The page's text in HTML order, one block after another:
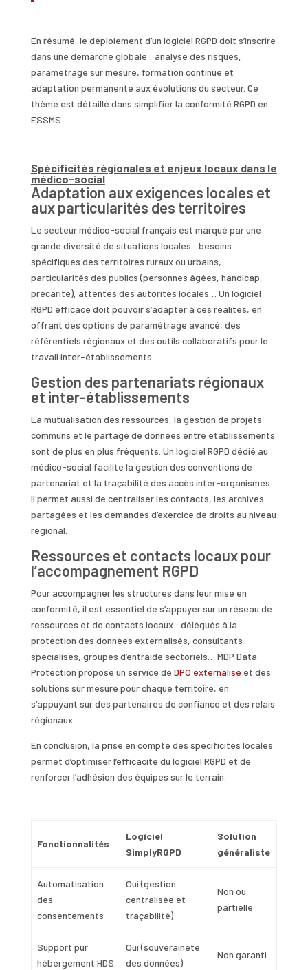
En résumé, le déploiement d’un logiciel RGPD doit s’inscrire
dans une démarche globale : analyse des risques,
paramétrage sur mesure, formation continue et
adaptation permanente aux évolutions du secteur. Ce
thème est détaillé dans simplifier la conformité RGPD en
ESSMS.
Spécificités régionales et enjeux locaux dans le
médico-social
Adaptation aux exigences locales et
aux particularités des territoires
Le secteur médico-social français est marqué par une
grande diversité de situations locales : besoins
spécifiques des territoires ruraux ou urbains,
particularités des publics (personnes âgées, handicap,
précarité), attentes des autorités locales… Un logiciel
RGPD efficace doit pouvoir s’adapter à ces réalités, en
offrant des options de paramétrage avancé, des
référentiels régionaux et des outils collaboratifs pour le
travail inter-établissements.
Gestion des partenariats régionaux
et inter-établissements
La mutualisation des ressources, la gestion de projets
communs et le partage de données entre établissements
sont de plus en plus fréquents. Un logiciel RGPD dédié au
médico-social facilite la gestion des conventions de
partenariat et la traçabilité des accès inter-organismes.
Il permet aussi de centraliser les contacts, les archives
partagées et les demandes d’exercice de droits au niveau
régional.
Ressources et contacts locaux pour
l’accompagnement RGPD
Pour accompagner les structures dans leur mise en
conformité, il est essentiel de s’appuyer sur un réseau de
ressources et de contacts locaux : délégués à la
protection des données externalisés, consultants
spécialisés, groupes d’entraide sectoriels… MDP Data
Protection propose un service de DPO externalisé et des
solutions sur mesure pour chaque territoire, en
s’appuyant sur des partenaires de confiance et des relais
régionaux.
En conclusion, la prise en compte des spécificités locales
permet d’optimiser l’efficacité du logiciel RGPD et de
renforcer l’adhésion des équipes sur le terrain.
Fonctionnalités
Logiciel
SimplyRGPD
Solution
généraliste
Automatisation
des
consentements
Oui (gestion
centralisée et
traçabilité)
Non ou
partielle
Support pur
hébergement HDS
Oui (souveraineté
des données)
Non garanti